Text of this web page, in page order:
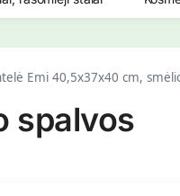
Emi 40,5x37x40 cm,
spalvos